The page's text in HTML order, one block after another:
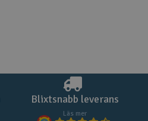
Blixtsnabb leverans
Läs mer